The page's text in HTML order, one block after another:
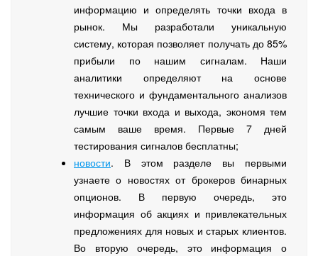
информацию и определять точки входа в
рынок. Мы разработали уникальную
систему, которая позволяет получать до 85%
прибыли по нашим сигналам. Наши
аналитики определяют на основе
технического и фундаментального анализов
лучшие точки входа и выхода, экономя тем
самым ваше время. Первые 7 дней
тестирования сигналов бесплатны;
новости. В этом разделе вы первыми
узнаете о новостях от брокеров бинарных
опционов. В первую очередь, это
информация об акциях и привлекательных
предложениях для новых и старых клиентов.
Во вторую очередь, это информация о